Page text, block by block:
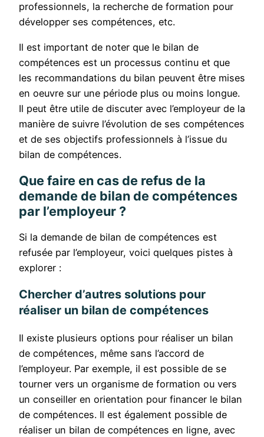
professionnels, la recherche de formation pour
développer ses compétences, etc.
Il est important de noter que le bilan de
compétences est un processus continu et que
les recommandations du bilan peuvent être mises
en oeuvre sur une période plus ou moins longue.
Il peut être utile de discuter avec l’employeur de la
manière de suivre l’évolution de ses compétences
et de ses objectifs professionnels à l’issue du
bilan de compétences.
Que faire en cas de refus de la
demande de bilan de compétences
par l’employeur ?
Si la demande de bilan de compétences est
refusée par l’employeur, voici quelques pistes à
explorer :
Chercher d’autres solutions pour
réaliser un bilan de compétences
Il existe plusieurs options pour réaliser un bilan
de compétences, même sans l’accord de
l’employeur. Par exemple, il est possible de se
tourner vers un organisme de formation ou vers
un conseiller en orientation pour financer le bilan
de compétences. Il est également possible de
réaliser un bilan de compétences en ligne, avec